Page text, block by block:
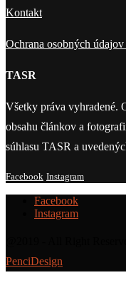
Kontakt
Ochrana osobných
TASR
Všetky práva vyhradené.
obsahu článkov a
súhlasu TASR a
Facebook Instagram
Facebook
Instagram
PenciDesign